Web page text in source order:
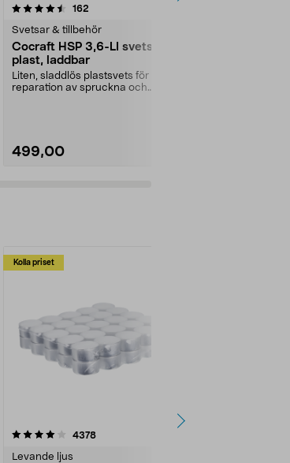
162
Svetsar & tillbehör
Cocraft HSP 3,6-LI svets för
plast, laddbar
Liten, sladdlös plastsvets för
reparation av spruckna och
499,00
4.5 av 5 stjärnor
Kolla priset
4378recensioner
Levande ljus
4.5av 5 stjärnor